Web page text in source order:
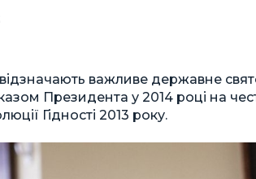
відзначають важливе державне
Президента у 2014 році на
Гідності 2013 року.